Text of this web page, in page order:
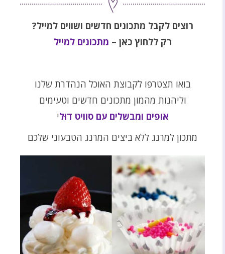
רוצים לקבל מתכונים חדשים ושווים למייל?
רק ללחוץ כאן – מתכונים למייל
בואו תצטרפו לקבוצת האוכל הנהדרת שלנו
וליהנות מהמון מתכונים חדשים וטעימים
אופים ומבשלים עם סוויט דוּלי
מתכון למרנג ללא ביצים המרנג הטבעוני שלכם